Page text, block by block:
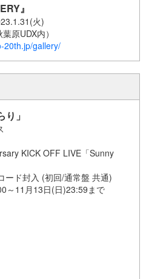
』
火)
原UDX内）
20th.jp/gallery/
」
KICK OFF LIVE「Sunny
ード封入 (初回/通常盤 共通)
～11月13日(日)23:59まで